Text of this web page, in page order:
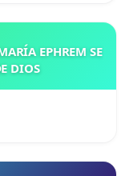
EPHREM SE
DIOS